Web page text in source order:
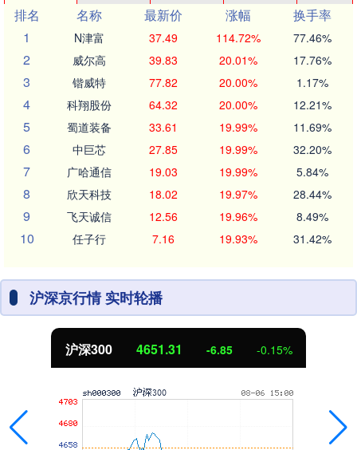
排名
名称 最新价 涨幅
换手率
1
N津富 37.49 114.72% 77.46%
2 威尔高 39.83 20.01% 17.76%
3 锴威特 77.82 20.00% 1.17%
4 科翔股份 64.32 20.00% 12.21%
5 蜀道装备 33.61 19.99% 11.69%
6 中巨芯 27.85 19.99% 32.20%
7 广哈通信 19.03 19.99% 5.84%
8 欣天科技 18.02 19.97% 28.44%
9 飞天诚信 12.56 19.96% 8.49%
10 任子行 7.16 19.93% 31.42%
沪深京行情 实时轮播
4651.31 -6.85 -0.15%